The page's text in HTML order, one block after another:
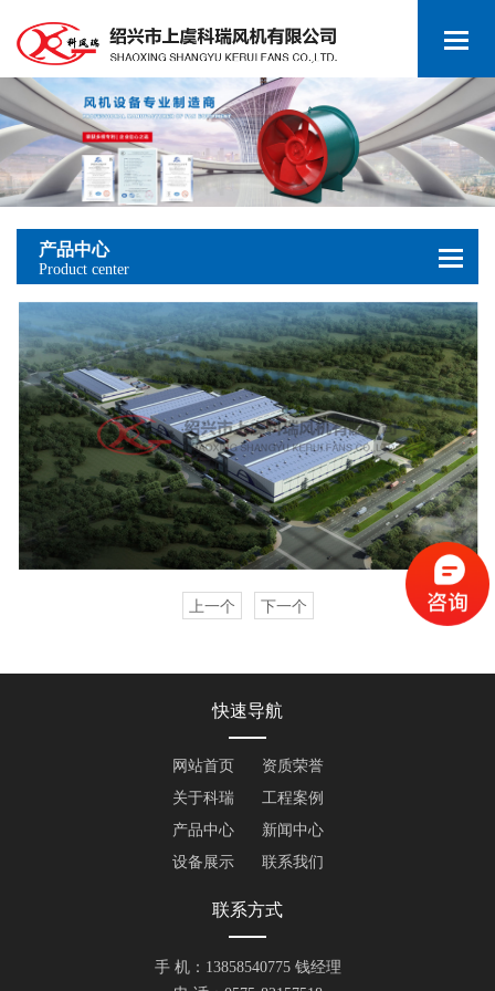
产品中心
Product center
上一个 下一个
快速导航
网站首页
资质荣誉
关于科瑞
工程案例
产品中心
新闻中心
设备展示
联系我们
联系方式
手 机：13858540775 钱经理